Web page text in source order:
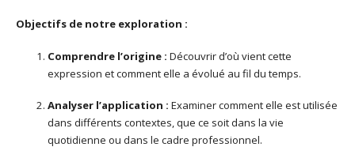
Objectifs de notre exploration :
Comprendre l’origine : Découvrir d’où vient cette
expression et comment elle a évolué au fil du temps.
Analyser l’application : Examiner comment elle est utilisée
dans différents contextes, que ce soit dans la vie
quotidienne ou dans le cadre professionnel.